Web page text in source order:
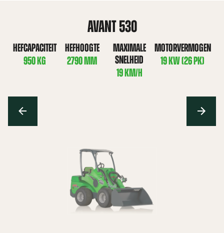
AVANT 530
HEFCAPACITEIT
950 KG
HEFHOOGTE
2790 MM
MAXIMALE
SNELHEID
19 KM/H
MOTORVERMOGEN
19 KW (26 PK)